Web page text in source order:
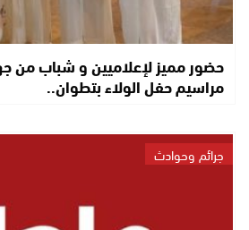
حضور مميز لإعلاميين و شباب من
مراسيم حفل الولاء بتطوان..
جرائم وحوادث